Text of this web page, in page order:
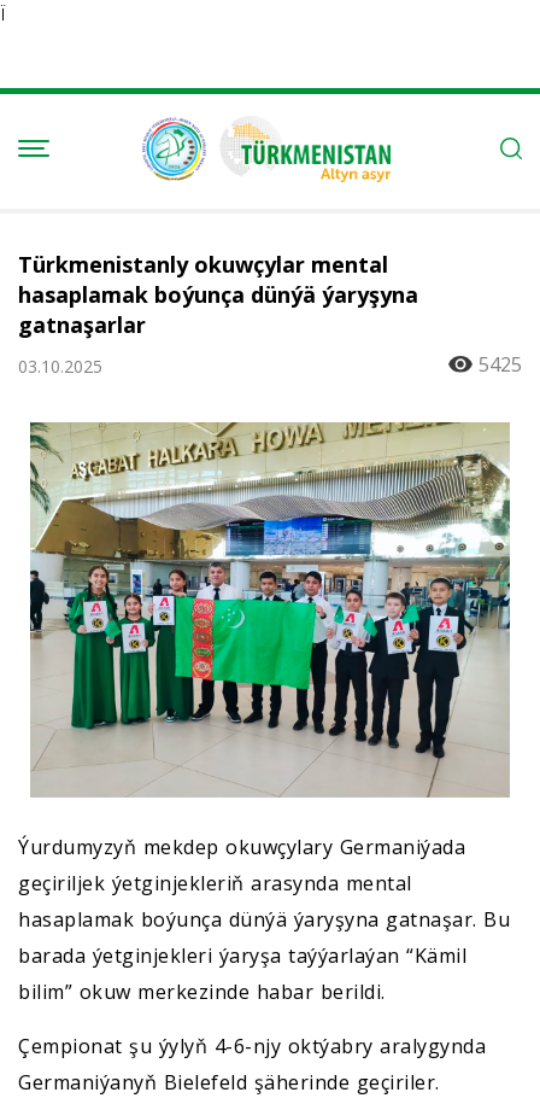
Ï
Türkmenistanly okuwçylar mental
hasaplamak boýunça dünýä ýaryşyna
gatnaşarlar
03.10.2025 5425
Ýurdumyzyň mekdep okuwçylary Germaniýada
geçiriljek ýetginjekleriň arasynda mental
hasaplamak boýunça dünýä ýaryşyna gatnaşar. Bu
barada ýetginjekleri ýaryşa taýýarlaýan “Kämil
bilim” okuw merkezinde habar berildi.
Çempionat şu ýylyň 4-6-njy oktýabry aralygynda
Germaniýanyň Bielefeld şäherinde geçiriler.